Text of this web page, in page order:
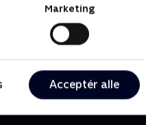
Marketing
Acceptér alle
for mord
& Spænding • 1 sæsoner